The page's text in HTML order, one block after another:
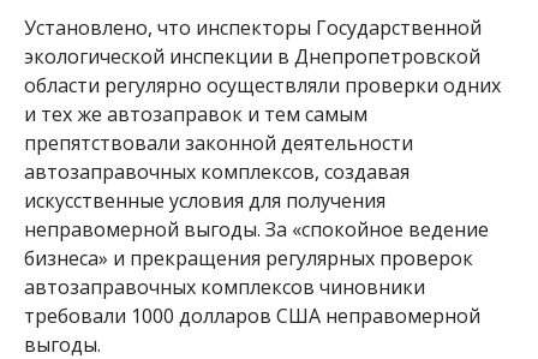
Установлено, что инспекторы Государственной
экологической инспекции в Днепропетровской
области регулярно осуществляли проверки одних
и тех же автозаправок и тем самым
препятствовали законной деятельности
автозаправочных комплексов, создавая
искусственные условия для получения
неправомерной выгоды. За «спокойное ведение
бизнеса» и прекращения регулярных проверок
автозаправочных комплексов чиновники
требовали 1000 долларов США неправомерной
выгоды.